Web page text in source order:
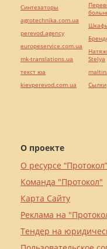
О проекте
О ресурсе “Протокол”
Команда "Протокол"
Карта Сайту
Реклама на
Тендер на
Синтезаторы
agrotechnika.com.ua
perevod.agency
europeservice.com.ua
mk-translations.ua
текст юа
kievperevod.com.ua
Stelya
Cылки